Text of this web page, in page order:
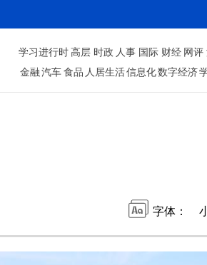
学习进行时高层 时政 人事 国际 财经 网评
金融汽车食品 人居生活信息化数字经济
字体：